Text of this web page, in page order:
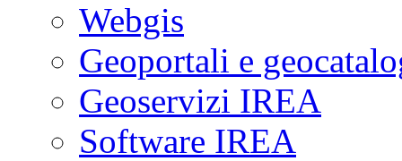
Webgis
Geoportali e
Geoservizi IREA
Software IREA